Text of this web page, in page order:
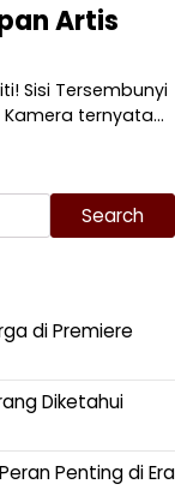
Artis
Sisi Tersembunyi
Kamera ternyata…
Search
di Premiere
Diketahui
Penting di Era